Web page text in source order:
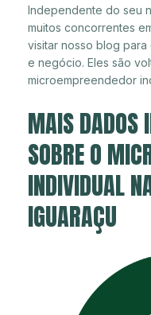
Independente do seu
muitos concorrentes
visitar nosso blog
e negócio. Eles são
microempreendedor
MAIS DADOS
SOBRE O
INDIVIDUAL
IGUARAÇU